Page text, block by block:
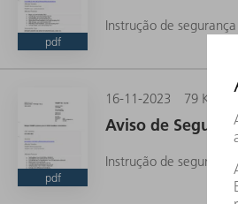
pdf
Instrução de
pdf
16-11-2023 79 KB
Aviso de
Instrução de